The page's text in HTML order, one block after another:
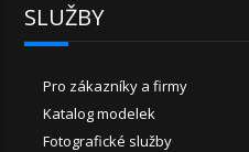
SLUŽBY
Pro zákazníky a firmy
Katalog modelek
Fotografické služby